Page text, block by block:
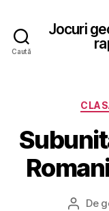
Caută
Jocuri
Autor
De